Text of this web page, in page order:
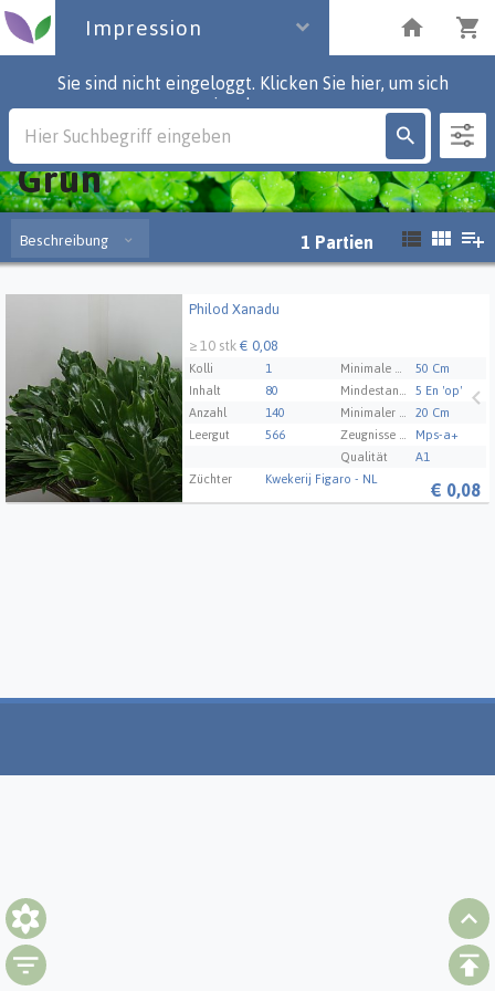
Impression
Sie sind nicht eingeloggt. Klicken Sie hier, um sich
einzuloggen.
Impression
Grün
Beschreibung 1 Partien
Philod Xanadu
≥ 10 stk€ 0,08
Kolli 1
50 Cm
Inhalt
80
5 En 'op'
Anzahl
140
20 Cm
Leergut
566
Mps-a+
Qualität
A1
Züchter
Kwekerij Figaro - NL
€ 0,08